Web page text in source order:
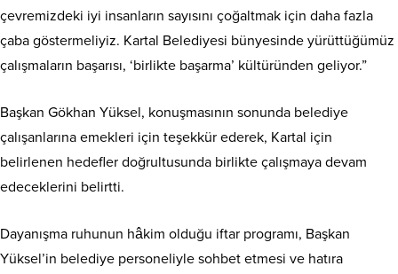
çevremizdeki iyi insanların sayısını çoğaltmak için daha fazla
çaba göstermeliyiz. Kartal Belediyesi bünyesinde yürüttüğümüz
çalışmaların başarısı, ‘birlikte başarma’ kültüründen geliyor.”
Başkan Gökhan Yüksel, konuşmasının sonunda belediye
çalışanlarına emekleri için teşekkür ederek, Kartal için
belirlenen hedefler doğrultusunda birlikte çalışmaya devam
edeceklerini belirtti.
Dayanışma ruhunun hâkim olduğu iftar programı, Başkan
Yüksel’in belediye personeliyle sohbet etmesi ve hatıra